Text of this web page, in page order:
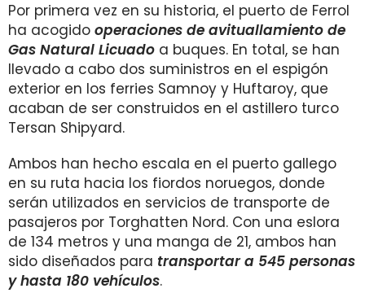
Por primera vez en su historia, el puerto de Ferrol
ha acogido operaciones de avituallamiento de
Gas Natural Licuado a buques. En total, se han
llevado a cabo dos suministros en el espigón
exterior en los ferries Samnoy y Huftaroy, que
acaban de ser construidos en el astillero turco
Tersan Shipyard.
Ambos han hecho escala en el puerto gallego
en su ruta hacia los fiordos noruegos, donde
serán utilizados en servicios de transporte de
pasajeros por Torghatten Nord. Con una eslora
de 134 metros y una manga de 21, ambos han
sido diseñados para transportar a 545 personas
y hasta 180 vehículos.